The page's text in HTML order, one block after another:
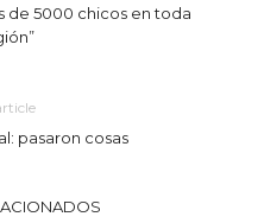
de 5000 chicos en toda
pasaron cosas